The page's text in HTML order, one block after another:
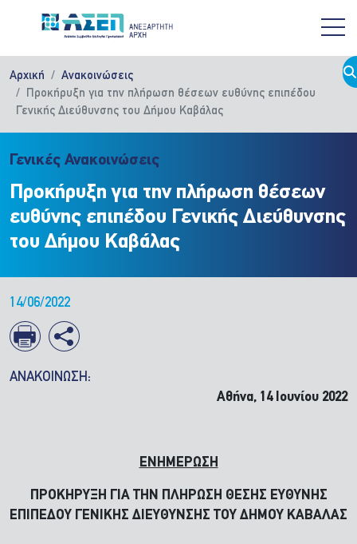
Αρχική
Ανακοινώσεις
Προκήρυξη για την πλήρωση θέσεων ευθύνης επιπέδου
Γενικής Διεύθυνσης του Δήμου Καβάλας
Γενικές Ανακοινώσεις
Προκήρυξη για την πλήρωση θέσεων
ευθύνης επιπέδου Γενικής Διεύθυνσης
του Δήμου Καβάλας
14/06/2022
ΑΝΑΚΟΙΝΩΣΗ:
Αθήνα, 14 Ιουνίου 2022
ΕΝΗΜΕΡΩΣΗ
ΠΡΟΚΗΡΥΞΗ ΓΙΑ ΤΗΝ ΠΛΗΡΩΣΗ ΘΕΣΗΣ ΕΥΘΥΝΗΣ
ΕΠΙΠΕΔΟΥ ΓΕΝΙΚΗΣ ΔΙΕΥΘΥΝΣΗΣ ΤΟΥ ΔΗΜΟΥ ΚΑΒΑΛΑΣ